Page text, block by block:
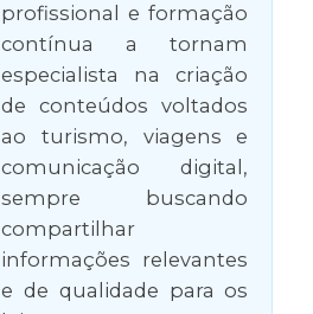
profissional e formação
contínua a tornam
especialista na criação
de conteúdos voltados
ao turismo, viagens e
comunicação digital,
sempre buscando
compartilhar
informações relevantes
e de qualidade para os